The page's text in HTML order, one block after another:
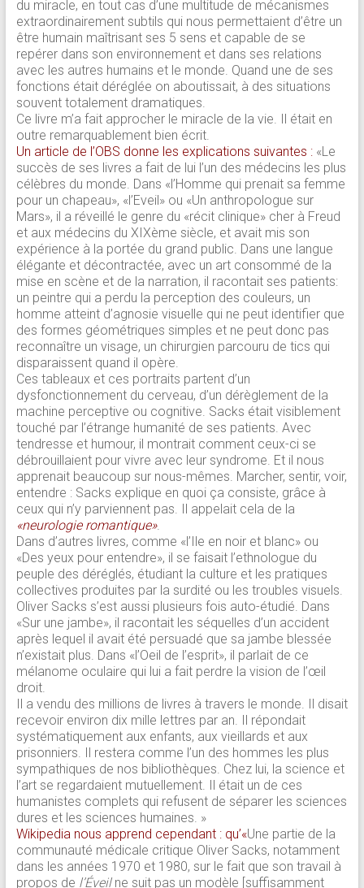
du miracle, en tout cas d’une multitude de mécanismes
extraordinairement subtils qui nous permettaient d’être un
être humain maîtrisant ses 5 sens et capable de se
repérer dans son environnement et dans ses relations
avec les autres humains et le monde. Quand une de ses
fonctions était déréglée on aboutissait, à des situations
souvent totalement dramatiques.
Ce livre m’a fait approcher le miracle de la vie. Il était en
outre remarquablement bien écrit.
Un article de l’OBS donne les explications suivantes :«Le
succès de ses livres a fait de lui l’un des médecins les plus
célèbres du monde. Dans «l’Homme qui prenait sa femme
pour un chapeau», «l’Eveil» ou «Un anthropologue sur
Mars», il a réveillé le genre du «récit clinique» cher à Freud
et aux médecins du XIXème siècle, et avait mis son
expérience à la portée du grand public. Dans une langue
élégante et décontractée, avec un art consommé de la
mise en scène et de la narration, il racontait ses patients:
un peintre qui a perdu la perception des couleurs, un
homme atteint d’agnosie visuelle qui ne peut identifier que
des formes géométriques simples et ne peut donc pas
reconnaître un visage, un chirurgien parcouru de tics qui
disparaissent quand il opère.
Ces tableaux et ces portraits partent d’un
dysfonctionnement du cerveau, d’un dérèglement de la
machine perceptive ou cognitive. Sacks était visiblement
touché par l’étrange humanité de ses patients. Avec
tendresse et humour, il montrait comment ceux-ci se
débrouillaient pour vivre avec leur syndrome. Et il nous
apprenait beaucoup sur nous-mêmes. Marcher, sentir, voir,
entendre : Sacks explique en quoi ça consiste, grâce à
ceux qui n’y parviennent pas. Il appelait cela de la
«neurologie romantique».
Dans d’autres livres, comme «l’Ile en noir et blanc» ou
«Des yeux pour entendre», il se faisait l’ethnologue du
peuple des déréglés, étudiant la culture et les pratiques
collectives produites par la surdité ou les troubles visuels.
Oliver Sacks s’est aussi plusieurs fois auto-étudié. Dans
«Sur une jambe», il racontait les séquelles d’un accident
après lequel il avait été persuadé que sa jambe blessée
n’existait plus. Dans «l’Oeil de l’esprit», il parlait de ce
mélanome oculaire qui lui a fait perdre la vision de l’œil
droit.
Il a vendu des millions de livres à travers le monde. Il disait
recevoir environ dix mille lettres par an. Il répondait
systématiquement aux enfants, aux vieillards et aux
prisonniers. Il restera comme l’un des hommes les plus
sympathiques de nos bibliothèques. Chez lui, la science et
l’art se regardaient mutuellement. Il était un de ces
humanistes complets qui refusent de séparer les sciences
dures et les sciences humaines. »
Wikipedia nous apprend cependant : qu’«Une partie de la
communauté médicale critique Oliver Sacks, notamment
dans les années 1970 et 1980, sur le fait que son travail à
propos de l’Éveilne suit pas un modèle [suffisamment